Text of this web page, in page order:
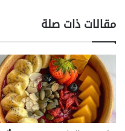
م
ش
ك
ا
ت
ب
ش
مقالات ذات صلة